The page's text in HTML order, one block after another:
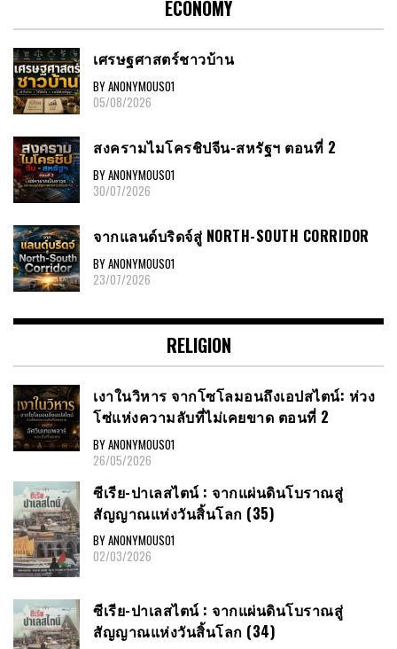
ECONOMY
เศรษฐศาสตร์ชาวบ้าน
BY ANONYMOUS01
05/08/2026
สงครามไมโครชิปจีน-สหรัฐฯ ตอนที่ 2
BY ANONYMOUS01
30/07/2026
จากแลนด์บริดจ์สู่ NORTH-SOUTH CORRIDOR
BY ANONYMOUS01
23/07/2026
RELIGION
เงาในวิหาร จากโซโลมอนถึงเอปสไตน์: ห่วง
โซ่แห่งความลับที่ไม่เคยขาด ตอนที่ 2
BY ANONYMOUS01
26/05/2026
ซีเรีย​-ปาเลสไตน์​ : จากแผ่นดินโบราณสู่
สัญญาณ​แห่งวันสิ้นโลก​ (35)
BY ANONYMOUS01
02/03/2026
ซีเรีย​-ปาเลสไตน์​ : จากแผ่นดินโบราณสู่
สัญญาณ​แห่งวันสิ้นโลก​ (34)